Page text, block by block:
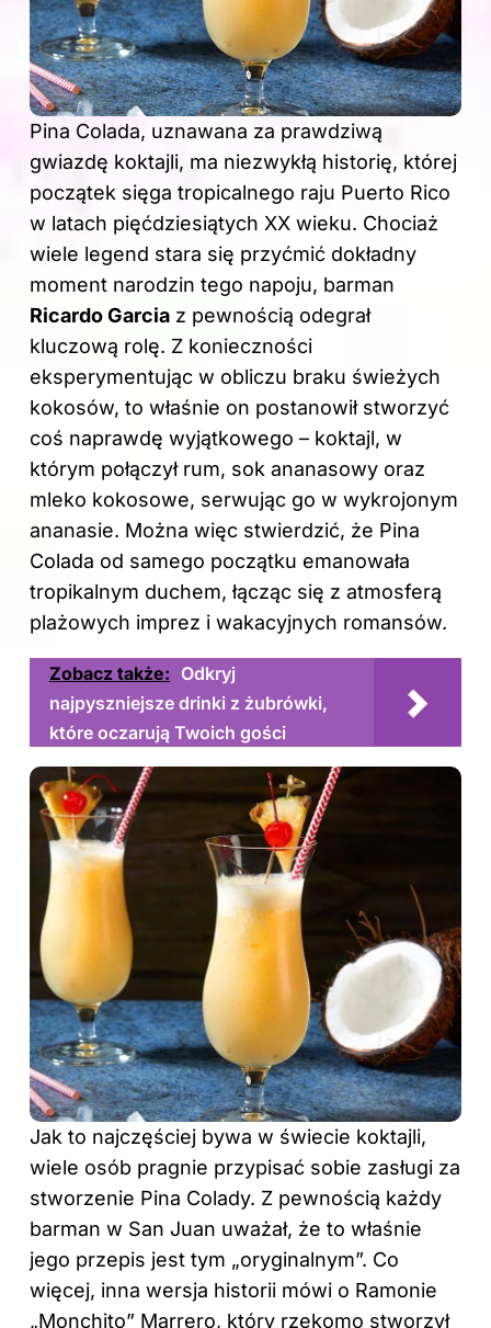
Pina Colada, uznawana za prawdziwą
gwiazdę koktajli, ma niezwykłą historię, której
początek sięga tropicalnego raju Puerto Rico
w latach pięćdziesiątych XX wieku. Chociaż
wiele legend stara się przyćmić dokładny
moment narodzin tego napoju, barman
Ricardo Garcia z pewnością odegrał
kluczową rolę. Z konieczności
eksperymentując w obliczu braku świeżych
kokosów, to właśnie on postanowił stworzyć
coś naprawdę wyjątkowego – koktajl, w
którym połączył rum, sok ananasowy oraz
mleko kokosowe, serwując go w wykrojonym
ananasie. Można więc stwierdzić, że Pina
Colada od samego początku emanowała
tropikalnym duchem, łącząc się z atmosferą
plażowych imprez i wakacyjnych romansów.
Zobacz także: Odkryj
najpyszniejsze drinki z żubrówki,
które oczarują Twoich gości
Jak to najczęściej bywa w świecie koktajli,
wiele osób pragnie przypisać sobie zasługi za
stworzenie Pina Colady. Z pewnością każdy
barman w San Juan uważał, że to właśnie
jego przepis jest tym „oryginalnym”. Co
więcej, inna wersja historii mówi o Ramonie
„Monchito” Marrero, który rzekomo stworzył